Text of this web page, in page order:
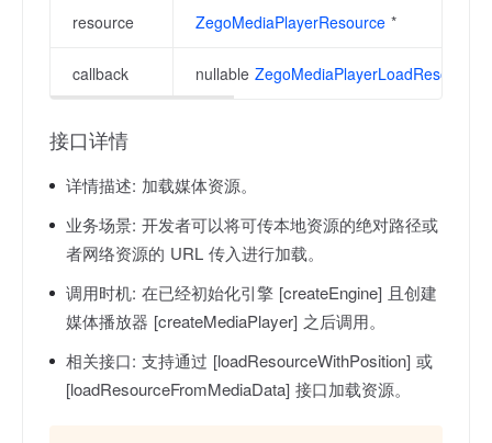
resource ZegoMediaPlayerResource *
callback nullable
接口详情
详情描述: 加载媒体资源。
业务场景: 开发者可以将可传本地资源的绝对路径或
者网络资源的 URL 传入进行加载。
调用时机: 在已经初始化引擎 [createEngine] 且创建
媒体播放器 [createMediaPlayer] 之后调用。
相关接口: 支持通过 [loadResourceWithPosition] 或
[loadResourceFromMediaData] 接口加载资源。